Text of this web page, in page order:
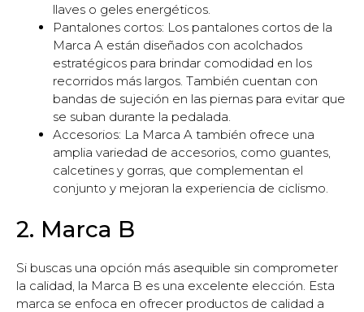
llaves o geles energéticos.
Pantalones cortos: Los pantalones cortos de la
Marca A están diseñados con acolchados
estratégicos para brindar comodidad en los
recorridos más largos. También cuentan con
bandas de sujeción en las piernas para evitar que
se suban durante la pedalada.
Accesorios: La Marca A también ofrece una
amplia variedad de accesorios, como guantes,
calcetines y gorras, que complementan el
conjunto y mejoran la experiencia de ciclismo.
2. Marca B
Si buscas una opción más asequible sin comprometer
la calidad, la Marca B es una excelente elección. Esta
marca se enfoca en ofrecer productos de calidad a